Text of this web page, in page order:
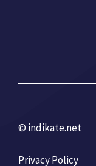
© indikate.net
Privacy Policy